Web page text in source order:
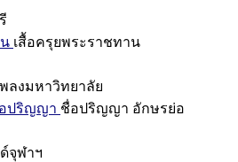
เสื้อครุยพระราชทาน
พลงมหาวิทยาลัย
ปริญญา ชื่อปริญญา อักษรย่อ
จุฬาฯ